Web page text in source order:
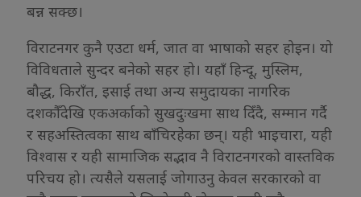
बन्न सक्छ।
विराटनगर कुनै एउटा धर्म, जात वा भाषाको सहर होइन। यो
विविधताले सुन्दर बनेको सहर हो। यहाँ हिन्दू, मुस्लिम,
बौद्ध, किराँत, इसाई तथा अन्य समुदायका नागरिक
दशकौँदेखि एकअर्काको सुखदुःखमा साथ दिँदै, सम्मान गर्दै
र सहअस्तित्वका साथ बाँचिरहेका छन्। यही भाइचारा, यही
विश्वास र यही सामाजिक सद्भाव नै विराटनगरको वास्तविक
परिचय हो। त्यसैले यसलाई जोगाउनु केवल सरकारको वा